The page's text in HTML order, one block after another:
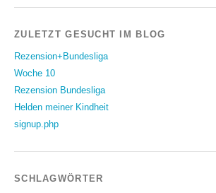
ZULETZT GESUCHT IM BLOG
Rezension+Bundesliga
Woche 10
Rezension Bundesliga
Helden meiner Kindheit
signup.php
SCHLAGWÖRTER